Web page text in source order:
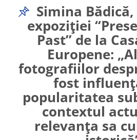
Migrație și patrimoniu
Simina
expoziției
Past” de la
Europene:
fotografiilor
fost
popularitatea
contextul
relevanța sa